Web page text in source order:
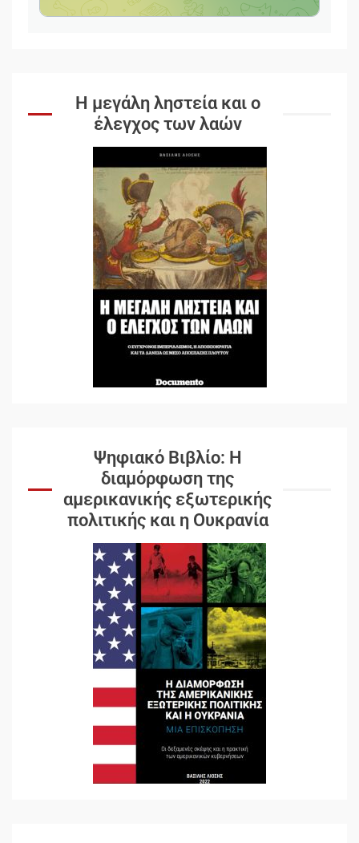
Η μεγάλη ληστεία και ο
έλεγχος των λαών
Ψηφιακό Βιβλίο: Η
διαμόρφωση της
αμερικανικής εξωτερικής
πολιτικής και η Ουκρανία